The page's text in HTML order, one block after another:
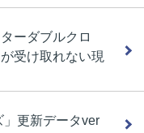
ーダブルクロ
受け取れない現
」更新データver